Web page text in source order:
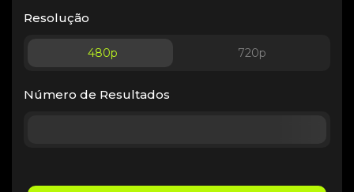
Resolução
480p 720p
Número de Resultados